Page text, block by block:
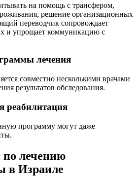
на помощь с трансфером,
решение организационных
переводчик сопровождает
и упрощает коммуникацию с
лечения
совместно несколькими врачами
результатов обследования.
реабилитация
программу могут даже
лечению
в Израиле